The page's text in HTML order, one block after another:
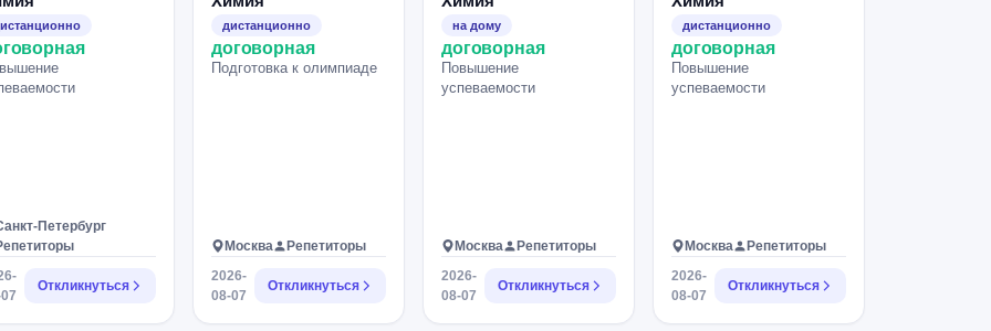
Петербург
Откликнуться
дистанционно
договорная
Подготовка к олимпиаде
Москва
Репетиторы
2026-
08-07
Откликнуться
на дому
договорная
Повышение
успеваемости
Москва
Репетиторы
2026-
08-07
Откликнуться
дистанционно
договорная
Повышение
успеваемости
Москва
Репетиторы
2026-
08-07
Откликнуться